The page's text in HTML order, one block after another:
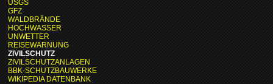
USGS
GFZ
WALDBRÄNDE
HOCHWASSER
UNWETTER
REISEWARNUNG
ZIVILSCHUTZ
ZIVILSCHUTZANLAGEN
BBK-SCHUTZBAUWERKE
WIKIPEDIA DATENBANK